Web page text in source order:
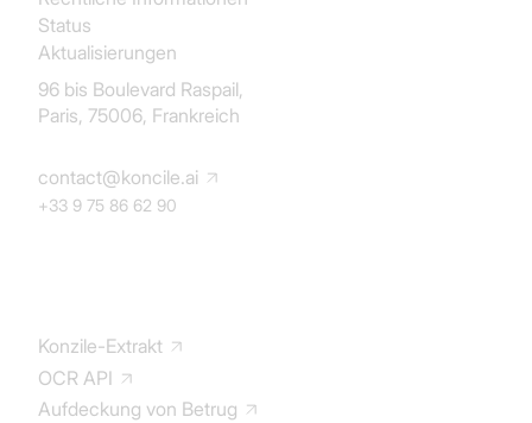
Dokumentfotos
aufgenommen.
Screenshots : Mit Textinhalt.
PDF-Dateien: „Bild“-PDFs (Scans) und native
PDFs (aus Software generiert).
Mehrsprachige Dokumente
Ländern und Sprachen.
Konzile-Extrakt
OCR API
Aufdeckung von Betrug
Status
Aktualisierungen
96 bis Boulevard Raspail,
Paris, 75006, Frankreich
contact@koncile.ai
+33 9 75 86 62 90